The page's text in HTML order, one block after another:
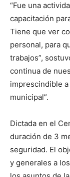
“Fue una
capacitación
Tiene que ver
personal, para
trabajos”,
continua de
imprescindible
municipal”.
Dictada en el
duración de 3
seguridad. El
y generales a